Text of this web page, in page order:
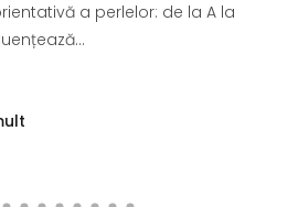
a perlelor: de la A la